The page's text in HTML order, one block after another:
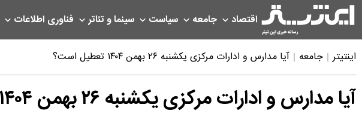
اقتصاد جامعه سیاست سینما و تئاتر فناوری اطلاعات
اینتیتر جامعه آیا مدارس و ادارات مرکزی یکشنبه ۲۶ بهمن ۱۴۰۴ تعطیل است؟
آیا مدارس و ادارات مرکزی یکشنبه ۲۶ بهمن ۱۴۰۴ تعطیل است؟